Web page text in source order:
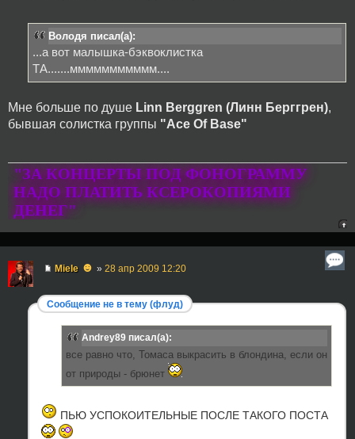
Володя писал(а):
...а вот малышка-бэквоклистка
ТА.......ммммммммммм....
Мне больше по душе Linn Berggren (Линн Берггрен),
бывшая солистка группы "Ace Of Base"
"ЗА КОНЦЕРТЫ ПОД ФОНОГРАММУ
НАДО ПЛАТИТЬ КСЕРОКОПИЯМИ
ДЕНЕГ"
Miele ☻ » 28 апр 2009 12:20
Сообщение не в тему (флуд)
Andrey89 писал(а):
все равно что, Томаса выкрасить в блондина, если он
от природы - брюнет
ПЬЮ УСПОКОИТЕЛЬНЫЕ ПОСЛЕ ТАКОГО ПОСТА